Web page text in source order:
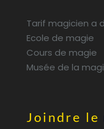
Tarif magicien a
Ecole de magie
Cours de magie
Musée de la
Joindre le